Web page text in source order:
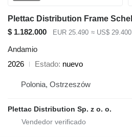
$ 1.182.000 EUR 25.490 ≈ US$ 29.400
Andamio
2026
Estado nuevo
Polonia, Ostrzeszów
Plettac Distribution Sp. z o. o.